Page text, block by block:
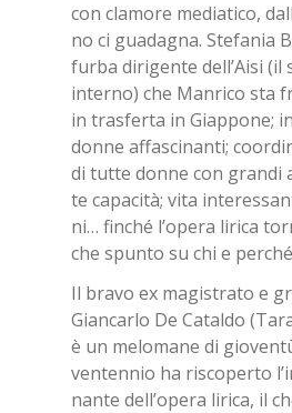
con cla­mo­re me­dia­ti­co,
no ci gua­da­gna. Ste­fa­nia
fur­ba di­ri­gen­te del­l’Ai­si (il
in­ter­no) che Man­ri­co sta
in tra­sfer­ta in Giap­po­ne;
don­ne af­fa­sci­nan­ti;
di tut­te don­ne con gran­di
te ca­pa­ci­tà; vita
ni… fin­ché l’o­pe­ra li­ri­ca
che spun­to su chi e
Il bra­vo ex ma­gi­stra­to e
Gian­car­lo De Ca­tal­do
è un me­lo­ma­ne di
ven­ten­nio ha ri­sco­per­to
nan­te del­l’o­pe­ra li­ri­ca, il